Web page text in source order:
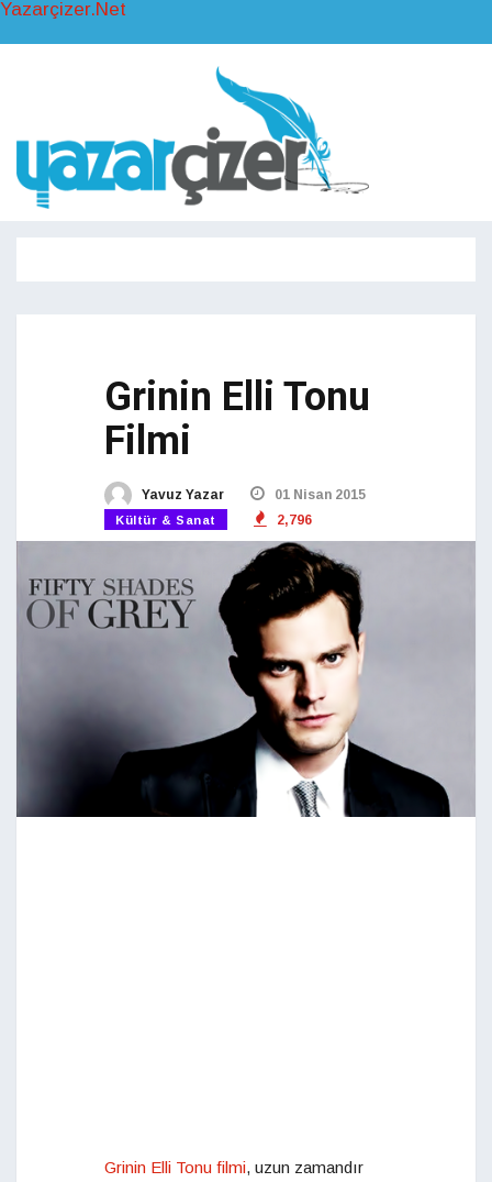
Yazarçizer.Net
Grinin Elli Tonu
Filmi
Yavuz Yazar 01 Nisan 2015
Kültür & Sanat 2,796
Grinin Elli Tonu filmi, uzun zamandır